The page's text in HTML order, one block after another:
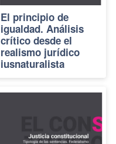
El principio de
igualdad. Análisis
crítico desde el
realismo jurídico
iusnaturalista